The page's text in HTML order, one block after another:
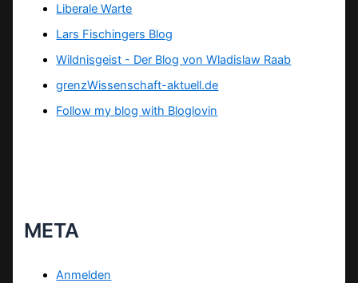
Liberale Warte
Lars Fischingers Blog
Wildnisgeist - Der Blog von Wladislaw Raab
grenzWissenschaft-aktuell.de
Follow my blog with Bloglovin
META
Anmelden